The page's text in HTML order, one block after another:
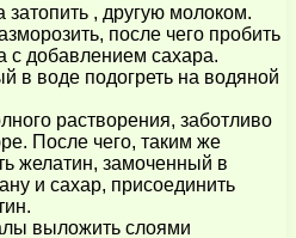
затопить , другую молоком.
после чего пробить
добавлением сахара.
в воде подогреть на водяной
растворения, заботливо
После чего, таким же
желатин, замоченный в
и сахар, присоединить
выложить слоями